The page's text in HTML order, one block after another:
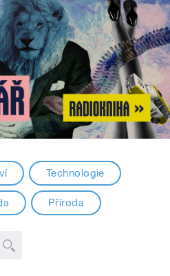
Technologie
Příroda